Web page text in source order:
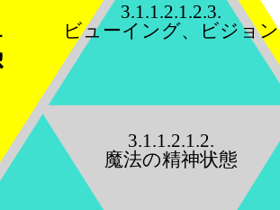
3.1.1.2.1.2.
魔法の精神状態
3.1.1.2.1.2.3.
ビューイング、ビジョン